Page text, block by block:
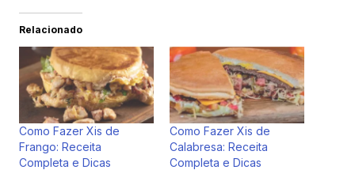
Relacionado
Como Fazer Xis de
Frango: Receita
Completa e Dicas
Como Fazer Xis de
Calabresa: Receita
Completa e Dicas